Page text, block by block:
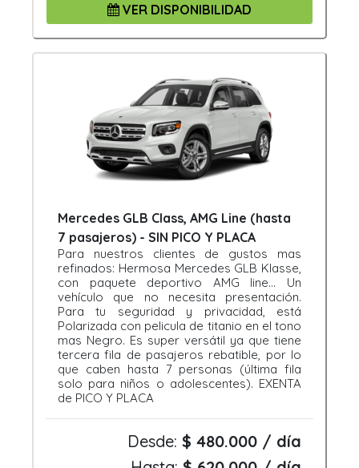
VER DISPONIBILIDAD
Mercedes GLB Class, AMG Line (hasta
7 pasajeros) - SIN PICO Y PLACA
Para nuestros clientes de gustos mas
refinados: Hermosa Mercedes GLB Klasse,
con paquete deportivo AMG line... Un
vehículo que no necesita presentación.
Para tu seguridad y privacidad, está
Polarizada con pelicula de titanio en el tono
mas Negro. Es super versátil ya que tiene
tercera fila de pasajeros rebatible, por lo
que caben hasta 7 personas (última fila
solo para niños o adolescentes). EXENTA
de PICO Y PLACA
Desde: $ 480.000 / día